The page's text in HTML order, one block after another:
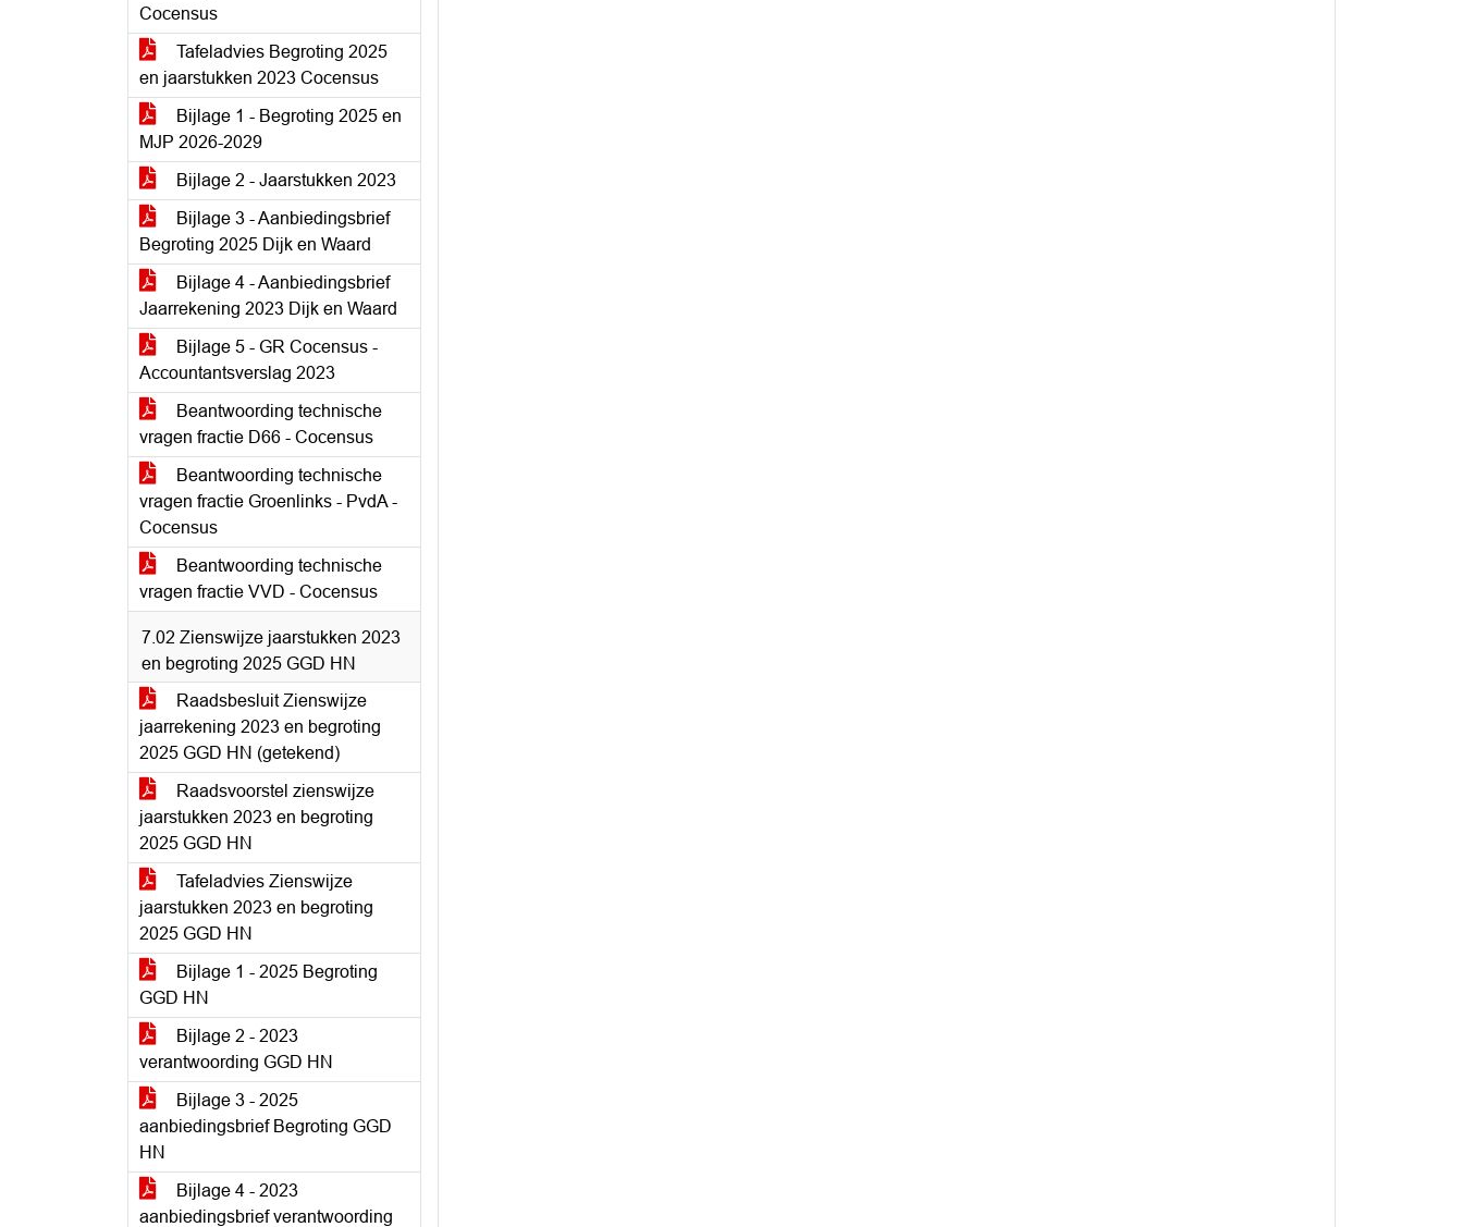
Cocensus
Tafeladvies Begroting 2025
en jaarstukken 2023 Cocensus
Bijlage 1 - Begroting 2025 en
MJP 2026-2029
Bijlage 2 - Jaarstukken 2023
Bijlage 3 - Aanbiedingsbrief
Begroting 2025 Dijk en Waard
Bijlage 4 - Aanbiedingsbrief
Jaarrekening 2023 Dijk en Waard
Bijlage 5 - GR Cocensus -
Accountantsverslag 2023
Beantwoording technische
vragen fractie D66 - Cocensus
Beantwoording technische
vragen fractie Groenlinks - PvdA -
Cocensus
Beantwoording technische
vragen fractie VVD - Cocensus
7.02 Zienswijze jaarstukken 2023
en begroting 2025 GGD HN
Raadsbesluit Zienswijze
jaarrekening 2023 en begroting
2025 GGD HN (getekend)
Raadsvoorstel zienswijze
jaarstukken 2023 en begroting
2025 GGD HN
Tafeladvies Zienswijze
jaarstukken 2023 en begroting
2025 GGD HN
Bijlage 1 - 2025 Begroting
GGD HN
Bijlage 2 - 2023
verantwoording GGD HN
Bijlage 3 - 2025
aanbiedingsbrief Begroting GGD
HN
Bijlage 4 - 2023
aanbiedingsbrief verantwoording